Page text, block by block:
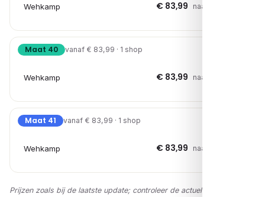
Wehkamp € 83,99 naar shop →
Maat 40 vanaf € 83,99 · 1 shop
Wehkamp € 83,99 naar shop →
Maat 41 vanaf € 83,99 · 1 shop
Wehkamp € 83,99 naar shop →
Prijzen zoals bij de laatste update; controleer de actuele prijs in de